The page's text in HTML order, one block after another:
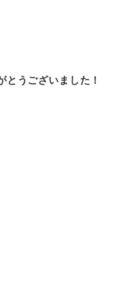
とうございました！